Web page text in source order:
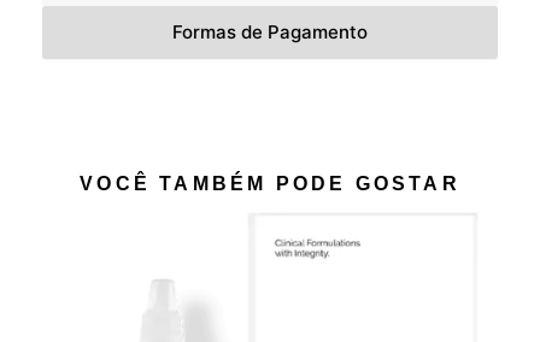
Formas de Pagamento
VOCÊ TAMBÉM PODE GOSTAR